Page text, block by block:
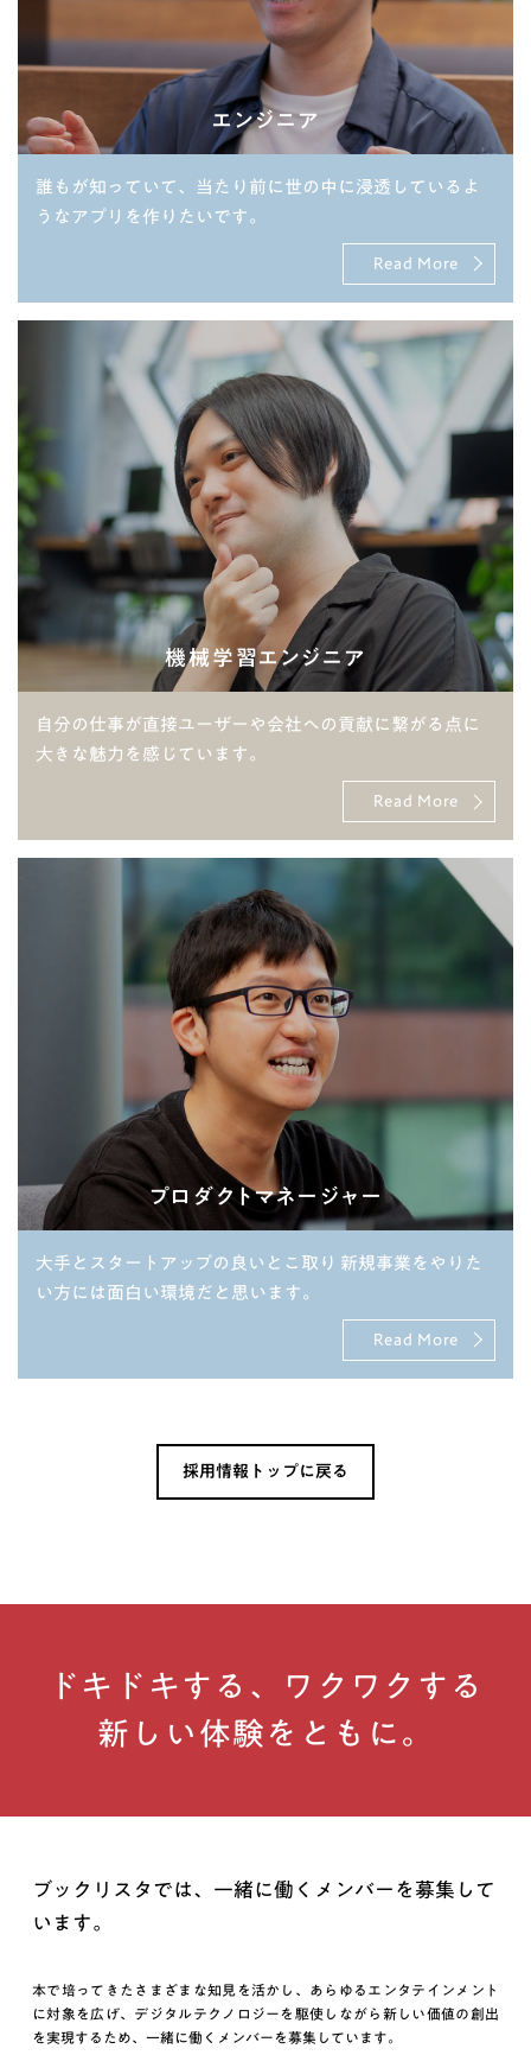
エンジニア
誰もが知っていて、当たり前に世の中に浸透しているよ
うなアプリを作りたいです。
Read More
機械学習エンジニア
自分の仕事が直接ユーザーや会社への貢献に繋がる点に
大きな魅力を感じています。
Read More
プロダクトマネージャー
大手とスタートアップの良いとこ取り 新規事業をやりた
い方には面白い環境だと思います。
Read More
採用情報トップに戻る
ドキドキする、ワクワクする
新しい体験をともに。
ブックリスタでは、一緒に働くメンバーを募集して
います。
本で培ってきたさまざまな知見を活かし、あらゆるエンタテインメント
に対象を広げ、デジタルテクノロジーを駆使しながら新しい価値の創出
を実現するため、一緒に働くメンバーを募集しています。